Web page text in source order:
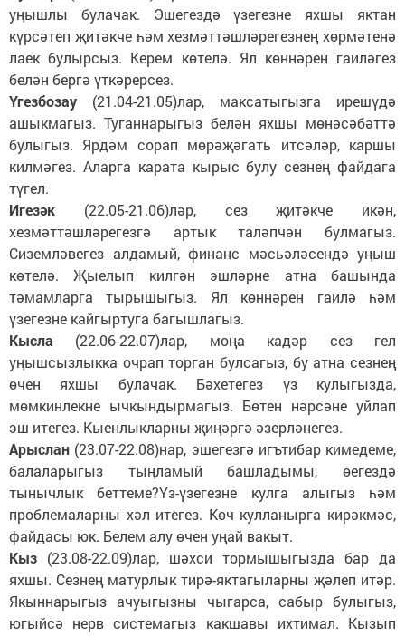
уңышлы булачак. Эшегездә үзегезне яхшы яктан
күрсәтеп җитәкче һәм хезмәттәшләрегезнең хөрмәтенә
лаек булырсыз. Керем көтелә. Ял көннәрен гаиләгез
белән бергә үткәрерсез.
Үгезбозау (21.04-21.05)лар, максатыгызга ирешүдә
ашыкмагыз. Туганнарыгыз белән яхшы мөнәсәбәттә
булыгыз. Ярдәм сорап мөрәҗәгать итсәләр, каршы
килмәгез. Аларга карата кырыс булу сезнең файдага
түгел.
Игезәк (22.05-21.06)ләр, сез җитәкче икән,
хезмәттәшләрегезгә артык таләпчән булмагыз.
Сиземләвегез алдамый, финанс мәсьәләсендә уңыш
көтелә. Җыелып килгән эшләрне атна башында
тәмамларга тырышыгыз. Ял көннәрен гаилә һәм
үзегезне кайгыртуга багышлагыз.
Кысла (22.06-22.07)лар, моңа кадәр сез гел
уңышсызлыкка очрап торган булсагыз, бу атна сезнең
өчен яхшы булачак. Бәхетегез үз кулыгызда,
мөмкинлекне ычкындырмагыз. Бөтен нәрсәне уйлап
эш итегез. Кыенлыкларны җиңәргә әзерләнегез.
Арыслан (23.07-22.08)нар, эшегезгә игътибар кимедеме,
балаларыгыз тыңламый башладымы, өегездә
тынычлык беттеме?Үз-үзегезне кулга алыгыз һәм
проблемаларны хәл итегез. Көч кулланырга кирәкмәс,
файдасы юк. Белем алу өчен уңай вакыт.
Кыз (23.08-22.09)лар, шәхси тормышыгызда бар да
яхшы. Сезнең матурлык тирә-яктагыларны җәлеп итәр.
Якыннарыгыз ачуыгызны чыгарса, сабыр булыгыз,
югыйсә нерв системагыз какшавы ихтимал. Кызып